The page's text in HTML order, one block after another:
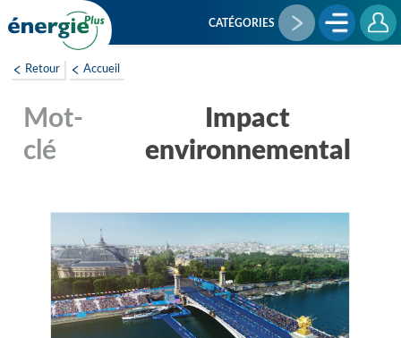
au
CATÉGORIES
Retour Accueil
environnemental